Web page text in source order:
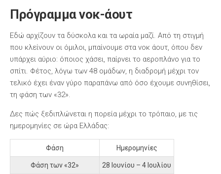
Πρόγραμμα νοκ-άουτ
Εδώ αρχίζουν τα δύσκολα και τα ωραία μαζί. Από τη στιγμή
που κλείνουν οι όμιλοι, μπαίνουμε στα νοκ άουτ, όπου δεν
υπάρχει αύριο: όποιος χάσει, παίρνει το αεροπλάνο για το
σπίτι. Φέτος, λόγω των 48 ομάδων, η διαδρομή μέχρι τον
τελικό έχει έναν γύρο παραπάνω από όσο έχουμε συνηθίσει,
τη φάση των «32».
Δες πώς ξεδιπλώνεται η πορεία μέχρι το τρόπαιο, με τις
ημερομηνίες σε ώρα Ελλάδας:
Φάση Ημερομηνίες
Φάση των «32» 28 Ιουνίου – 4 Ιουλίου